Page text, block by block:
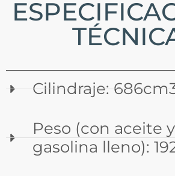
Cilindraje:
Peso (con aceite
gasolina lleno):